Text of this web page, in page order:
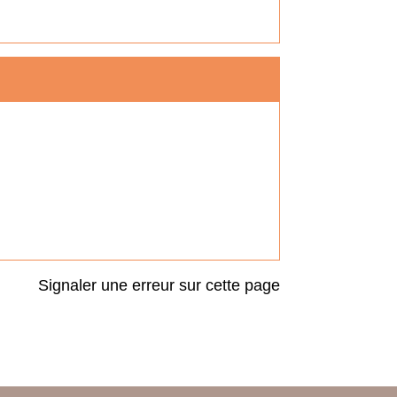
Signaler une erreur sur cette page